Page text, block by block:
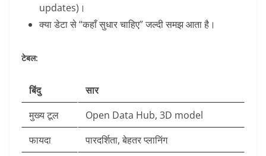
updates)।
क्या डेटा से “कहाँ सुधार चाहिए” जल्दी समझ आता है।
टेबल:
बिंदु
सार
मुख्य टूल
Open Data Hub, 3D model
फायदा
पारदर्शिता, बेहतर प्लानिंग